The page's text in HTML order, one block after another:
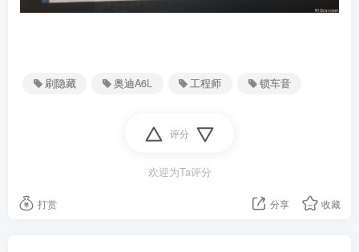
刷隐藏 奥迪A6L 工程师 锁车音
评分
欢迎为Ta评分
打赏 分享 收藏